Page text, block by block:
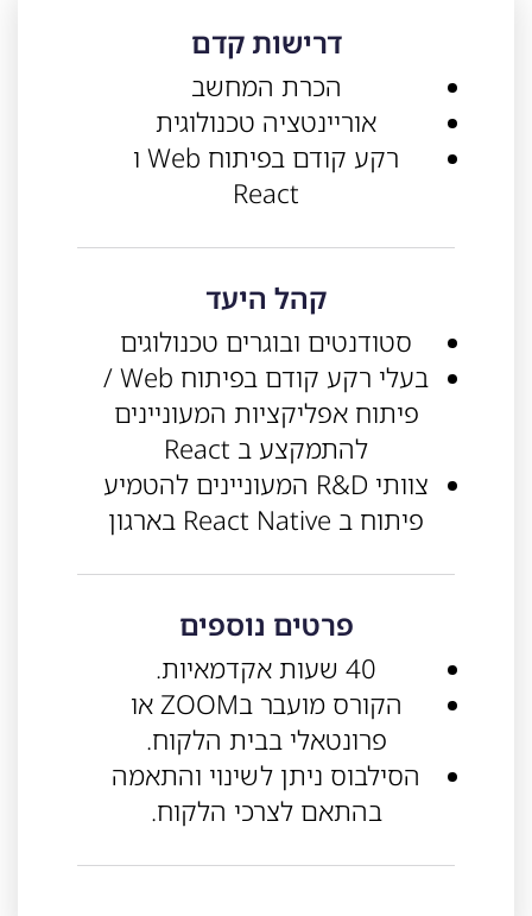
דרישות קדם
הכרת המחשב
אוריינטציה טכנולוגית
רקע קודם בפיתוח Web ו
React
קהל היעד
סטודנטים ובוגרים טכנולוגים
בעלי רקע קודם בפיתוח Web /
פיתוח אפליקציות המעוניינים
להתמקצע ב React
צוותי R&D המעוניינים להטמיע
פיתוח ב React Native בארגון
פרטים נוספים
40 שעות אקדמאיות.
הקורס מועבר בZOOM או
פרונטאלי בבית הלקוח.
הסילבוס ניתן לשינוי והתאמה
בהתאם לצרכי הלקוח.